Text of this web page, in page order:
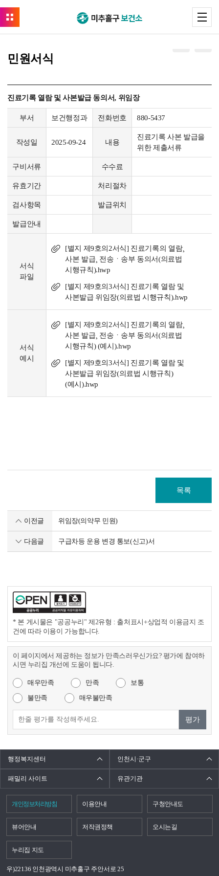
민원서식
진료기록 열람 및 사본발급 동의서, 위임장
부서 보건행정과 전화번호 880-5437
작성일 2025-09-24 내용
진료기록 사본 발급을
위한 제출서류
구비서류 수수료
유효기간 처리절차
검사항목 발급위치
발급안내
서식
파일
[별지 제9호의2서식] 진료기록의 열람¸
사본 발급¸ 전송ㆍ송부 동의서(의료법
시행규칙).hwp
[별지 제9호의3서식] 진료기록 열람 및
사본발급 위임장(의료법 시행규칙).hwp
서식
예시
[별지 제9호의2서식] 진료기록의 열람¸
사본 발급¸ 전송ㆍ송부 동의서(의료법
시행규칙) (예시).hwp
[별지 제9호의3서식] 진료기록 열람 및
사본발급 위임장(의료법 시행규칙)
(예시).hwp
목록
이전글 위임장(의약무 민원)
다음글 구급차등 운용 변경 통보(신고)서
* 본 게시물은 "공공누리" 제2유형 : 출처표시+상업적 이용금지 조
건에 따라 이용이 가능합니다.
이 페이지에서 제공하는 정보가 만족스러우신가요? 평가에 참여하
시면 누리집 개선에 도움이 됩니다.
매우만족 만족 보통
불만족 매우불만족
평가
행정복지센터 인천시·군구
패밀리 사이트 유관기관
개인정보처리방침 이용안내 구청안내도
뷰어안내 저작권정책 오시는길
누리집 지도
우)22136 인천광역시 미추홀구 주안서로 25